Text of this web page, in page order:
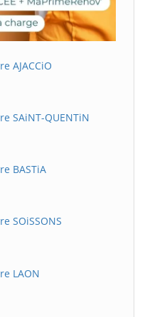
AJACCiO
SAiNT-QUENTiN
BASTiA
SOiSSONS
LAON